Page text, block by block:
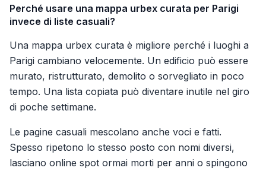
Perché usare una mappa urbex curata per Parigi
invece di liste casuali?
Una mappa urbex curata è migliore perché i luoghi a
Parigi cambiano velocemente. Un edificio può essere
murato, ristrutturato, demolito o sorvegliato in poco
tempo. Una lista copiata può diventare inutile nel giro
di poche settimane.
Le pagine casuali mescolano anche voci e fatti.
Spesso ripetono lo stesso posto con nomi diversi,
lasciano online spot ormai morti per anni o spingono